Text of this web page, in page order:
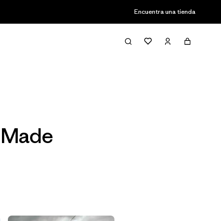
Encuentra una tienda
Filter & Sort